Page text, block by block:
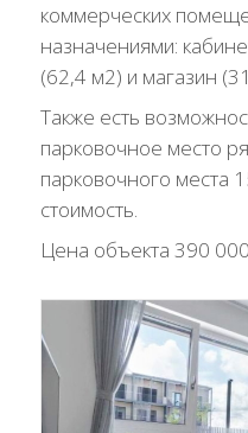
коммерческих
назначениями:
(62,4 м2) и магазин
Также есть
парковочное место
парковочного места
стоимость.
Цена объекта 390